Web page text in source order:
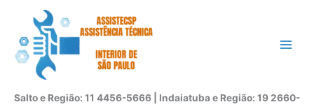
conteúdo
Salto e Região: 11 4456-5666 | Indaiatuba e Região: 19 2660-